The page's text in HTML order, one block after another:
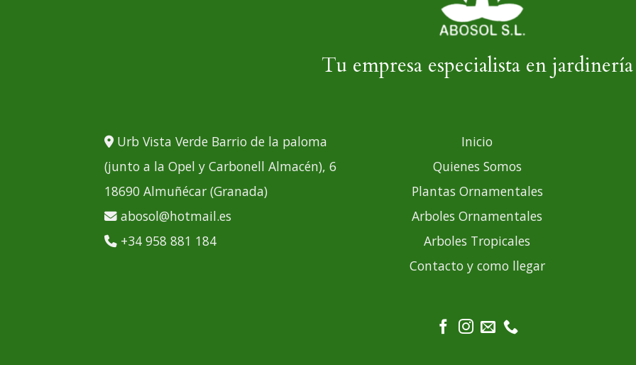
Tu empresa especialista en jardinería
Urb Vista Verde Barrio de la paloma
(junto a la Opel y Carbonell Almacén), 6
18690 Almuñécar (Granada)
abosol@hotmail.es
+34 958 881 184
Inicio
Quienes Somos
Plantas Ornamentales
Arboles Ornamentales
Arboles Tropicales
Contacto y como llegar